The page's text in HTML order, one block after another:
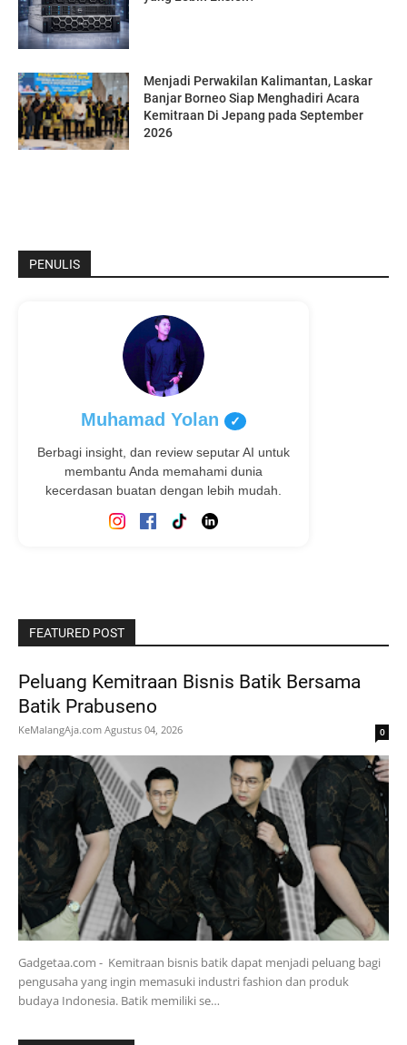
Menjadi Perwakilan Kalimantan, Laskar
Banjar Borneo Siap Menghadiri Acara
Kemitraan Di Jepang pada September
2026
PENULIS
Muhamad Yolan ✓
Berbagi insight, dan review seputar AI untuk
membantu Anda memahami dunia
kecerdasan buatan dengan lebih mudah.
FEATURED POST
Peluang Kemitraan Bisnis Batik Bersama
Batik Prabuseno
KeMalangAja.com Agustus 04, 2026 0
Gadgetaa.com - Kemitraan bisnis batik dapat menjadi peluang bagi
pengusaha yang ingin memasuki industri fashion dan produk
budaya Indonesia. Batik memiliki se…